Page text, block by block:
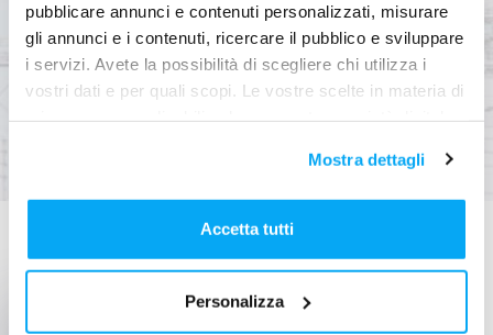
pubblicare annunci e contenuti personalizzati, misurare
gli annunci e i contenuti, ricercare il pubblico e sviluppare
i servizi. Avete la possibilità di scegliere chi utilizza i
vostri dati e per quali scopi. Le vostre scelte in materia di
modificare o revocare il proprio consenso in qualsiasi
momento dalla Dichiarazione sui cookie o facendo clic
sull'icona di attivazione della privacy.
Con il tuo consenso, vorremmo anche:
raccogliere informazioni sulla tua posizione
geografica, con un'approssimazione di qualche
Mostra dettagli
Accetta tutti
Personalizza
Contattaci
Potrebbe interessarti anche…